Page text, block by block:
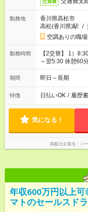
交通費
勤務地
香川県高松市
高松(香川県)駅 /
空調ありの職
勤務時間
【2交替】 1）
～翌5:30 休憩60
期間 即日～長期
特徴 日払いOK / 履歴
気になる！
掲載元企業名 パ
年収600万円以上
マトのセールスド